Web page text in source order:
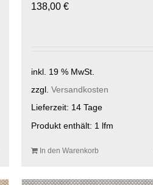
138,00 €
inkl. 19 % MwSt.
zzgl. Versandkosten
Lieferzeit: 14 Tage
Produkt enthält: 1 lfm
In den Warenkorb